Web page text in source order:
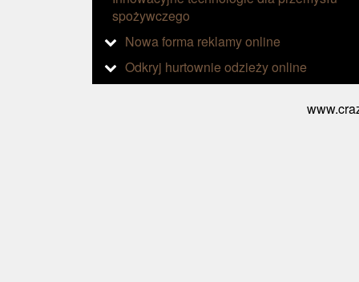
spożywczego
Nowa forma reklamy online
Odkryj hurtownie odzieży online